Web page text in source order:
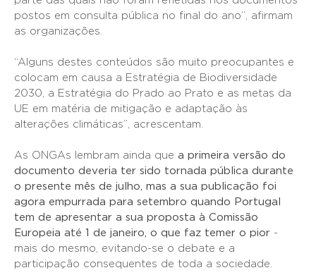
postos em consulta pública no final do ano”, afirmam
as organizações.
“Alguns destes conteúdos são muito preocupantes e
colocam em causa a Estratégia de Biodiversidade
2030, a Estratégia do Prado ao Prato e as metas da
UE em matéria de mitigação e adaptação às
alterações climáticas”, acrescentam.
As ONGAs lembram ainda que a primeira versão do
documento deveria ter sido tornada pública durante
o presente mês de julho, mas a sua publicação foi
agora empurrada para setembro quando Portugal
tem de apresentar a sua proposta à Comissão
Europeia até 1 de janeiro, o que faz temer o pior -
mais do mesmo, evitando-se o debate e a
participação consequentes de toda a sociedade.